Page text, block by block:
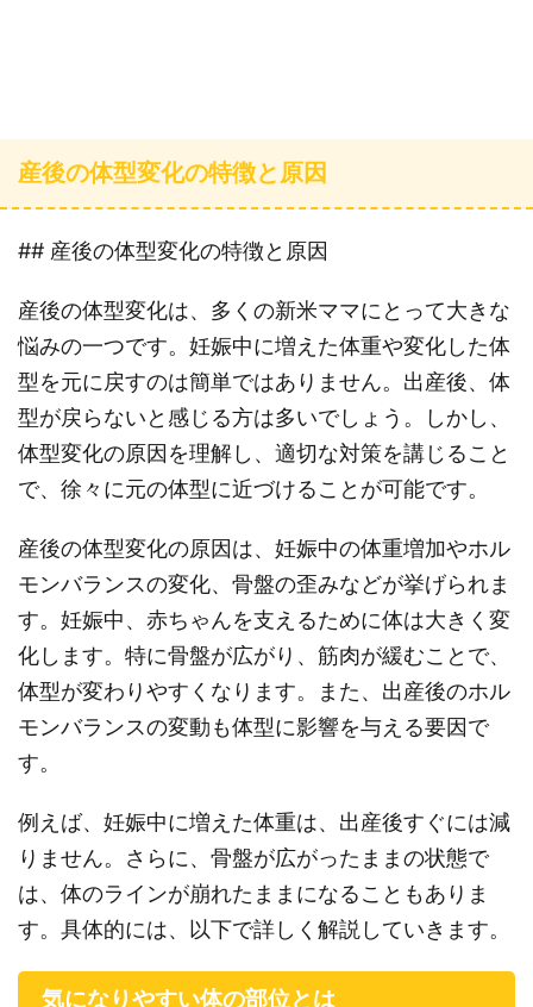
産後の体型変化の特徴と原因
## 産後の体型変化の特徴と原因
産後の体型変化は、多くの新米ママにとって大きな
悩みの一つです。妊娠中に増えた体重や変化した体
型を元に戻すのは簡単ではありません。出産後、体
型が戻らないと感じる方は多いでしょう。しかし、
体型変化の原因を理解し、適切な対策を講じること
で、徐々に元の体型に近づけることが可能です。
産後の体型変化の原因は、妊娠中の体重増加やホル
モンバランスの変化、骨盤の歪みなどが挙げられま
す。妊娠中、赤ちゃんを支えるために体は大きく変
化します。特に骨盤が広がり、筋肉が緩むことで、
体型が変わりやすくなります。また、出産後のホル
モンバランスの変動も体型に影響を与える要因で
す。
例えば、妊娠中に増えた体重は、出産後すぐには減
りません。さらに、骨盤が広がったままの状態で
は、体のラインが崩れたままになることもありま
す。具体的には、以下で詳しく解説していきます。
気になりやすい体の部位とは